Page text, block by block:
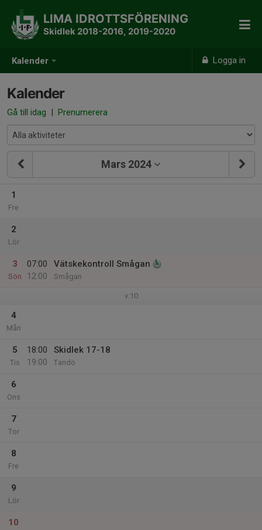
Kalender Logga in
LIMA IDROTTSFÖRENING
Skidlek 2018-2016, 2019-2020
Kalender
Gå till idag | Prenumerera
Mars 2024
1
Fre
2
Lör
3
Sön
07:00
12:00
Vätskekontroll Smågan
Smågan
v.10
4
Mån
5
Tis
18:00
19:00
Skidlek 17-18
Tandö
6
Ons
7
Tor
8
Fre
9
Lör
10